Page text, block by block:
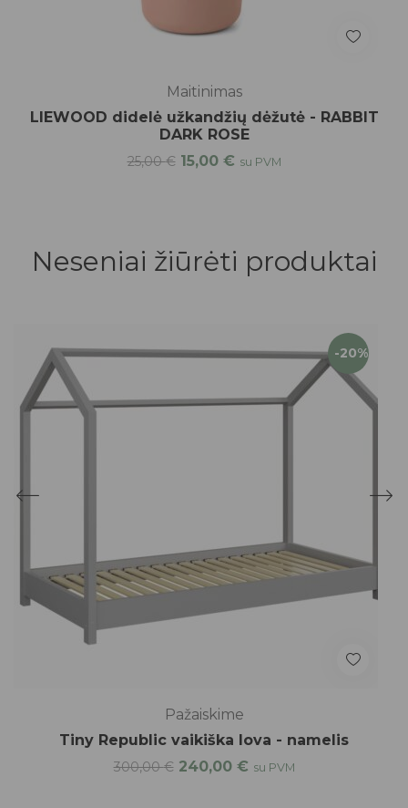
Maitinimas
LIEWOOD didelė užkandžių dėžutė - RABBIT
DARK ROSE
25,00€ 15,00 € su PVM
Neseniai žiūrėti produktai
-20%
Pažaiskime
Tiny Republic vaikiška lova - namelis
300,00€ 240,00 € su PVM